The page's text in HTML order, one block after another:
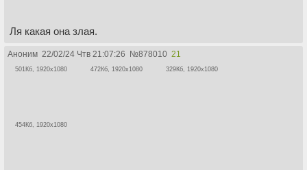
Ля какая она злая.
Аноним 22/02/24 Чтв 21:07:26 №878010 21
501Кб, 1920x1080 472Кб, 1920x1080 329Кб, 1920x1080
454Кб, 1920x1080